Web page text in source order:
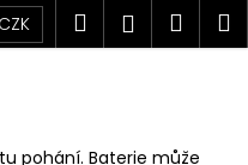
CZK Hledat
pohání. Baterie může